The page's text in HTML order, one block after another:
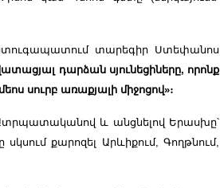
ստուգապատում տարեգիր Ստեփանոս
դարձան սյունեցիները, որոնք
սուրբ առաքյալի միջոցով»։
Ատրպատականով և անցնելով Երասխը՝
քարոզել Արևիքում, Գողթնում,